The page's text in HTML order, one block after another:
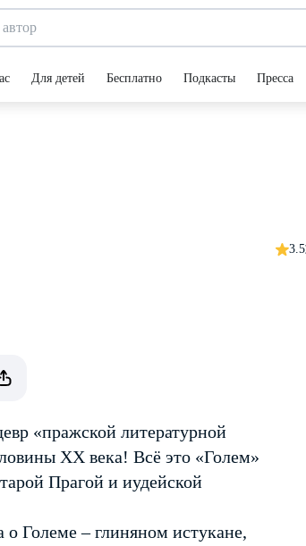
Для детей Бесплатно Подкасты Пресса
3.5
«пражской литературной
ХХ века! Всё это «Голем»
Прагой и иудейской
о Големе – глиняном истукане,